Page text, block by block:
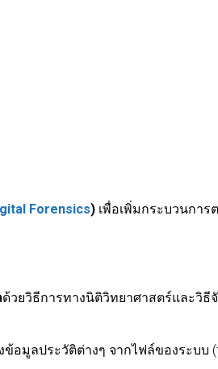
Forensics) เพื่อเพิ่มกระบวนกา
ด้วยวิธีการทางนิติวิทยาศาสตร์และวิธี
อมูลประวัติต่างๆ จากไฟล์ของระบบ